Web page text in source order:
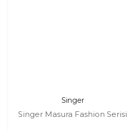
Singer
Singer Masura Fashion Serisi